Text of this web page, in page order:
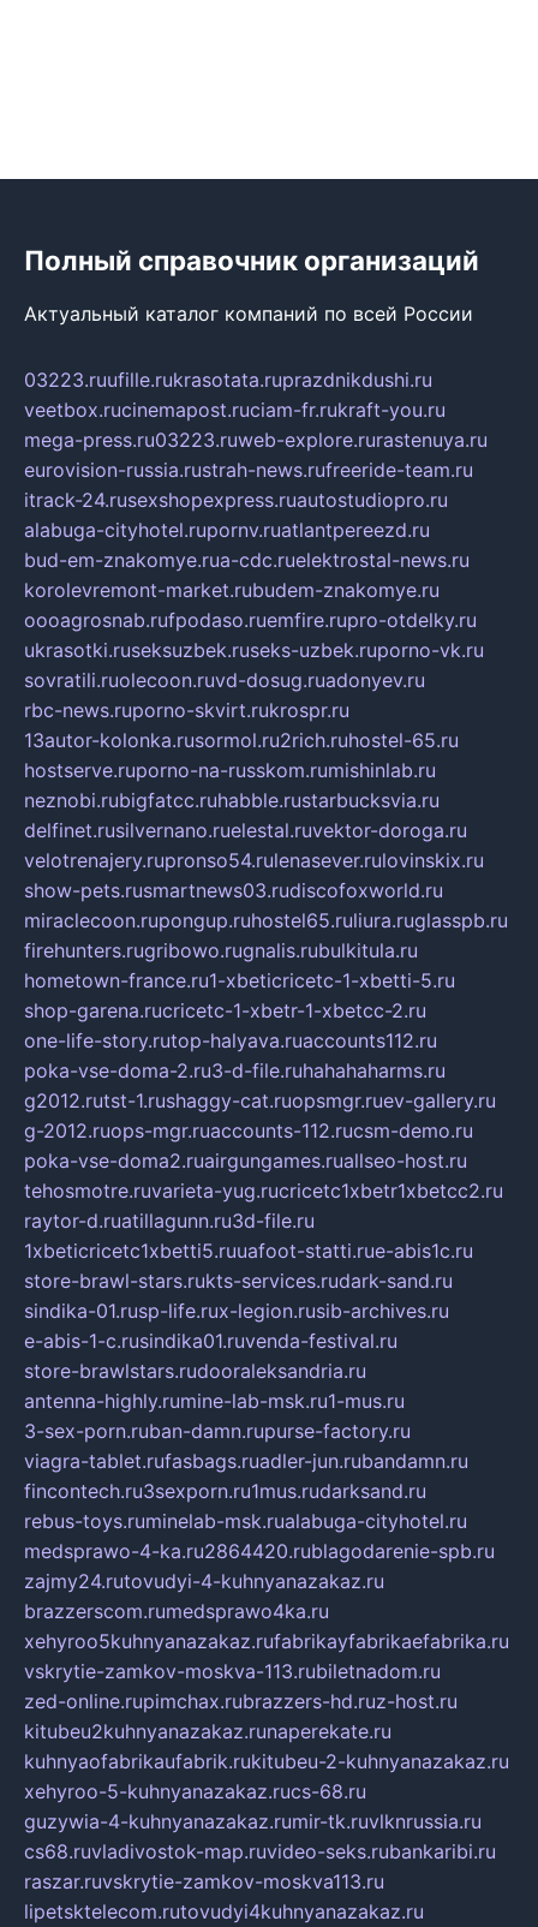
Полный справочник организаций
Актуальный каталог компаний по всей России
03223.ruufille.rukrasotata.ruprazdnikdushi.ru
veetbox.rucinemapost.ruciam-fr.rukraft-you.ru
mega-press.ru03223.ruweb-explore.rurastenuya.ru
eurovision-russia.rustrah-news.rufreeride-team.ru
itrack-24.rusexshopexpress.ruautostudiopro.ru
alabuga-cityhotel.rupornv.ruatlantpereezd.ru
bud-em-znakomye.rua-cdc.ruelektrostal-news.ru
korolevremont-market.rubudem-znakomye.ru
oooagrosnab.rufpodaso.ruemfire.rupro-otdelky.ru
ukrasotki.ruseksuzbek.ruseks-uzbek.ruporno-vk.ru
sovratili.ruolecoon.ruvd-dosug.ruadonyev.ru
rbc-news.ruporno-skvirt.rukrospr.ru
13autor-kolonka.rusormol.ru2rich.ruhostel-65.ru
hostserve.ruporno-na-russkom.rumishinlab.ru
neznobi.rubigfatcc.ruhabble.rustarbucksvia.ru
delfinet.rusilvernano.ruelestal.ruvektor-doroga.ru
velotrenajery.rupronso54.rulenasever.rulovinskix.ru
show-pets.rusmartnews03.rudiscofoxworld.ru
miraclecoon.rupongup.ruhostel65.ruliura.ruglasspb.ru
firehunters.rugribowo.rugnalis.rubulkitula.ru
hometown-france.ru1-xbeticricetc-1-xbetti-5.ru
shop-garena.rucricetc-1-xbetr-1-xbetcc-2.ru
one-life-story.rutop-halyava.ruaccounts112.ru
poka-vse-doma-2.ru3-d-file.ruhahahaharms.ru
g2012.rutst-1.rushaggy-cat.ruopsmgr.ruev-gallery.ru
g-2012.ruops-mgr.ruaccounts-112.rucsm-demo.ru
poka-vse-doma2.ruairgungames.ruallseo-host.ru
tehosmotre.ruvarieta-yug.rucricetc1xbetr1xbetcc2.ru
raytor-d.ruatillagunn.ru3d-file.ru
1xbeticricetc1xbetti5.ruuafoot-statti.rue-abis1c.ru
store-brawl-stars.rukts-services.rudark-sand.ru
sindika-01.rusp-life.rux-legion.rusib-archives.ru
e-abis-1-c.rusindika01.ruvenda-festival.ru
store-brawlstars.rudooraleksandria.ru
antenna-highly.rumine-lab-msk.ru1-mus.ru
3-sex-porn.ruban-damn.rupurse-factory.ru
viagra-tablet.rufasbags.ruadler-jun.rubandamn.ru
fincontech.ru3sexporn.ru1mus.rudarksand.ru
rebus-toys.ruminelab-msk.rualabuga-cityhotel.ru
medsprawo-4-ka.ru2864420.rublagodarenie-spb.ru
zajmy24.rutovudyi-4-kuhnyanazakaz.ru
brazzerscom.rumedsprawo4ka.ru
xehyroo5kuhnyanazakaz.rufabrikayfabrikaefabrika.ru
vskrytie-zamkov-moskva-113.rubiletnadom.ru
zed-online.rupimchax.rubrazzers-hd.ruz-host.ru
kitubeu2kuhnyanazakaz.runaperekate.ru
kuhnyaofabrikaufabrik.rukitubeu-2-kuhnyanazakaz.ru
xehyroo-5-kuhnyanazakaz.rucs-68.ru
guzywia-4-kuhnyanazakaz.rumir-tk.ruvlknrussia.ru
cs68.ruvladivostok-map.ruvideo-seks.rubankaribi.ru
raszar.ruvskrytie-zamkov-moskva113.ru
lipetsktelecom.rutovudyi4kuhnyanazakaz.ru